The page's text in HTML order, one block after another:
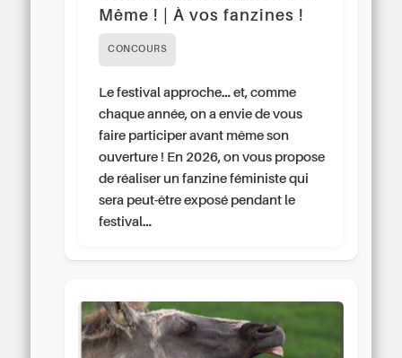
Même ! | À vos fanzines !
CONCOURS
Le festival approche… et, comme
chaque année, on a envie de vous
faire participer avant même son
ouverture ! En 2026, on vous propose
de réaliser un fanzine féministe qui
sera peut-être exposé pendant le
festival…